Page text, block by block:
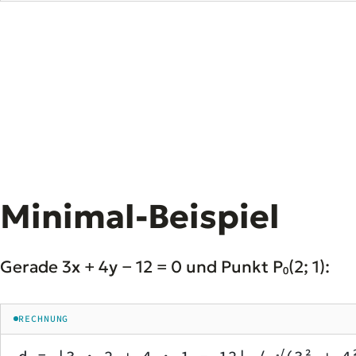
Minimal-Beispiel
Gerade 3x + 4y − 12 = 0 und Punkt P₀(2; 1):
RECHNUNG